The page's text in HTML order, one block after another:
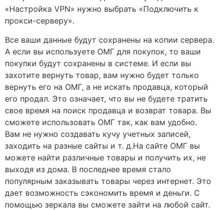
«Настройка VPN» нужно выбрать «Подключить к
прокси-серверу».
Все ваши данные будут сохранены на копии сервера.
А если вы используете ОМГ для покупок, то ваши
покупки будут сохранены в системе. И если вы
захотите вернуть товар, вам нужно будет только
вернуть его на ОМГ, а не искать продавца, который
его продал. Это означает, что вы не будете тратить
свое время на поиск продавца и возврат товара. Вы
сможете использовать ОМГ так, как вам удобно.
Вам не нужно создавать кучу учетных записей,
заходить на разные сайты и т. д.На сайте ОМГ вы
можете найти различные товары и получить их, не
выходя из дома. В последнее время стало
популярным заказывать товары через интернет. Это
дает возможность сэкономить время и деньги. С
помощью зеркала вы сможете зайти на любой сайт.